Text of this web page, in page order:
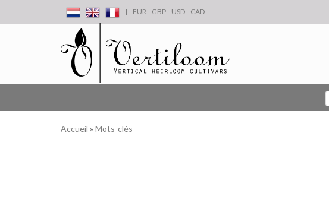
| EUR GBP USD CAD
Accueil » Mots-clés